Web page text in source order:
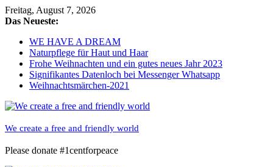
Skip
to
Freitag, August 7, 2026
Das Neueste:
WE HAVE A DREAM
Naturpflege für Haut und Haar
Frohe Weihnachten und ein gutes neues Jahr 2023
Signifikantes Datenloch bei Messenger Whatsapp
Weihnachtsmärchen-2021
We create a free and friendly world
Please donate #1centforpeace